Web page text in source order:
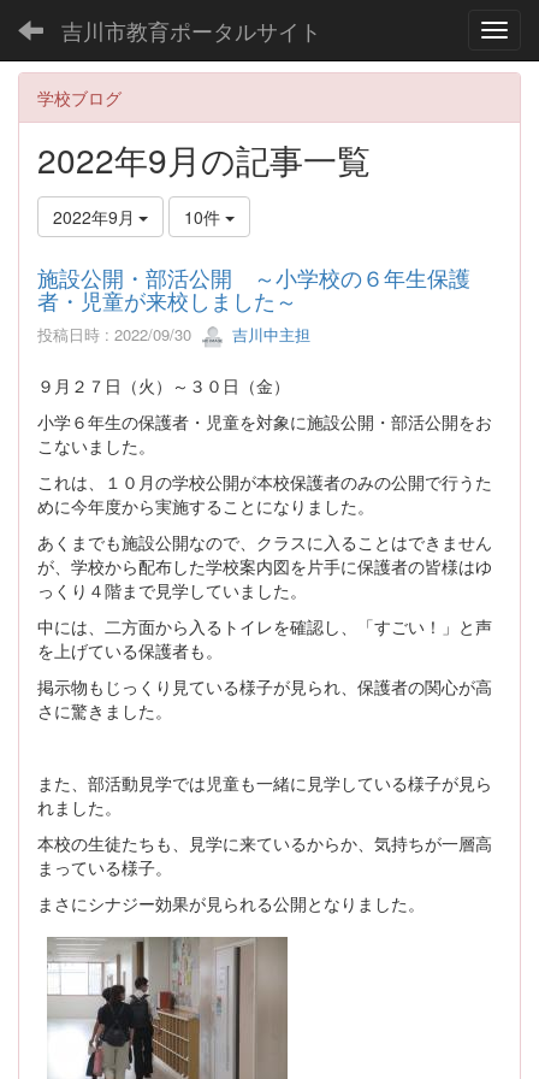
吉川市教育ポータルサイト
学校ブログ
2022年9月の記事一覧
2022年9月 10件
施設公開・部活公開 ～小学校の６年生保護
者・児童が来校しました～
投稿日時 : 2022/09/30 吉川中主担
９月２７日（火）～３０日（金）
小学６年生の保護者・児童を対象に施設公開・部活公開をお
こないました。
これは、１０月の学校公開が本校保護者のみの公開で行うた
めに今年度から実施することになりました。
あくまでも施設公開なので、クラスに入ることはできません
が、学校から配布した学校案内図を片手に保護者の皆様はゆ
っくり４階まで見学していました。
中には、二方面から入るトイレを確認し、「すごい！」と声
を上げている保護者も。
掲示物もじっくり見ている様子が見られ、保護者の関心が高
さに驚きました。
また、部活動見学では児童も一緒に見学している様子が見ら
れました。
本校の生徒たちも、見学に来ているからか、気持ちが一層高
まっている様子。
まさにシナジー効果が見られる公開となりました。